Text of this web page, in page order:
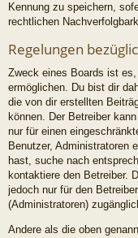
Kennung zu speichern,
rechtlichen
Regelungen
Zweck eines Boards ist
ermöglichen. Du bist dir
die von dir erstellten
können. Der Betreiber
nur für einen
Benutzer, Administratoren
hast, suche nach
kontaktiere den Betreiber.
jedoch nur für den
(Administratoren)
Andere als die oben